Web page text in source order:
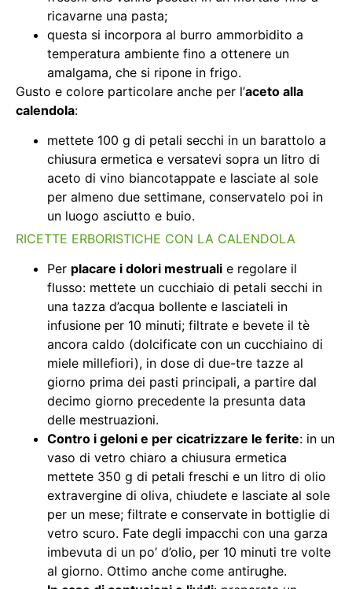
ricavarne una pasta;
questa si incorpora al burro ammorbidito a
temperatura ambiente fino a ottenere un
amalgama, che si ripone in frigo.
Gusto e colore particolare anche per l’aceto alla
calendola:
mettete 100 g di petali secchi in un barattolo a
chiusura ermetica e versatevi sopra un litro di
aceto di vino biancotappate e lasciate al sole
per almeno due settimane, conservatelo poi in
un luogo asciutto e buio.
RICETTE ERBORISTICHE CON LA CALENDOLA
Per placare i dolori mestruali e regolare il
flusso: mettete un cucchiaio di petali secchi in
una tazza d’acqua bollente e lasciateli in
infusione per 10 minuti; filtrate e bevete il tè
ancora caldo (dolcificate con un cucchiaino di
miele millefiori), in dose di due-tre tazze al
giorno prima dei pasti principali, a partire dal
decimo giorno precedente la presunta data
delle mestruazioni.
Contro i geloni e per cicatrizzare le ferite: in un
vaso di vetro chiaro a chiusura ermetica
mettete 350 g di petali freschi e un litro di olio
extravergine di oliva, chiudete e lasciate al sole
per un mese; filtrate e conservate in bottiglie di
vetro scuro. Fate degli impacchi con una garza
imbevuta di un po’ d’olio, per 10 minuti tre volte
al giorno. Ottimo anche come antirughe.